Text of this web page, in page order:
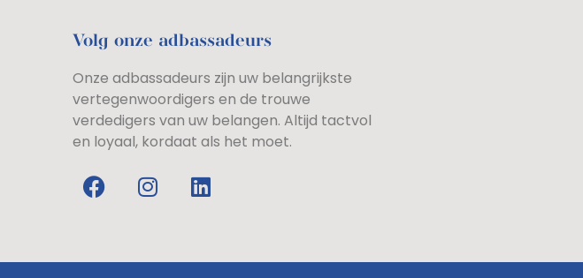
Volg onze adbassadeurs
Onze adbassadeurs zijn uw belangrijkste
vertegenwoordigers en de trouwe
verdedigers van uw belangen. Altijd tactvol
en loyaal, kordaat als het moet.